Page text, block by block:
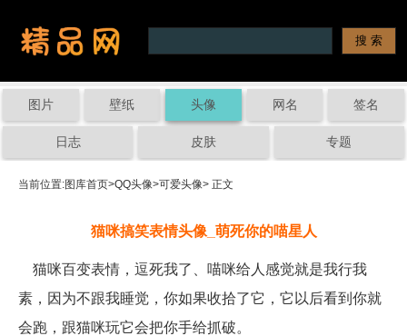
图片 壁纸 头像 网名 签名
日志 皮肤 专题
当前位置:图库首页>QQ头像>可爱头像> 正文
猫咪搞笑表情头像_萌死你的喵星人
猫咪百变表情，逗死我了、喵咪给人感觉就是我行我
素，因为不跟我睡觉，你如果收拾了它，它以后看到你就
会跑，跟猫咪玩它会把你手给抓破。